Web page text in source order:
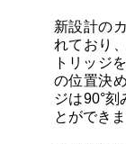
お問合せ
ショッピングカー
新設計の
れて おり
トリッジ
の位置決
ジは90°刻
とができま